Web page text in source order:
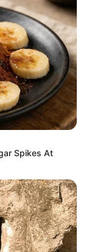
Spikes At